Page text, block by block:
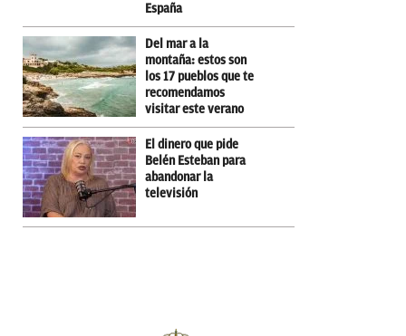
España
Del mar a la
montaña: estos son
los 17 pueblos que te
recomendamos
visitar este verano
El dinero que pide
Belén Esteban para
abandonar la
televisión